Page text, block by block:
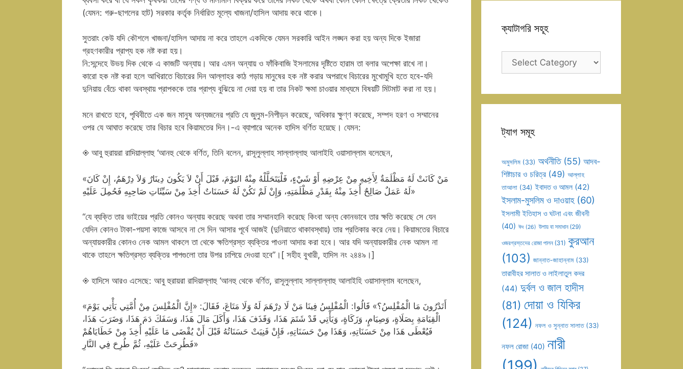
(যেমন: গরু-ছাগলের হাট) সরকার কর্তৃক নির্ধারিত মূল্যে খাজনা/হাসিল আদায় করে থাকে।
সুতরাং কেউ যদি কৌশলে খাজনা/হাসিল আদায় না করে তাহলে একদিকে যেমন সরকারি আইন লঙ্ঘন করা হয় অন্য দিকে ইজারা
গ্রহণকারীর প্রাপ্য হক নষ্ট করা হয়।
নি:সন্দেহে উভয় দিক থেকে এ কাজটি অন্যায়। আর এমন অন্যায় ও ফাঁকিবাজি ইসলামের দৃষ্টিতে হারাম তা বলার অপেক্ষা রাখে না।
কারো হক নষ্ট করা হলে আখিরাতে বিচারের দিন আল্লাহর কাঠ গড়ায় মানুষের হক নষ্ট করার অপরাধে বিচারের মুখোমুখি হতে হবে-যদি
দুনিয়ায় বেঁচে থাকা অবস্থায় প্রাপককে তার প্রাপ্য বুঝিয়ে না দেয়া হয় বা তার নিকট ক্ষমা চাওয়ার মাধ্যমে বিষয়টি মিটমাট করা না হয়।
মনে রাখতে হবে, পৃথিবীতে এক জন মানুষ অন্যজনের প্রতি যে জুলুম-নিপীড়ন করেছে, অধিকার ক্ষুণ্ণ করেছে, সম্পদ হরণ ও সম্মানের
ওপর যে আঘাত করেছে তার বিচার হবে কিয়ামতের দিন।-এ ব্যাপারে অনেক হাদিস বর্ণিত হয়েছে। যেমন:
◈ আবু হুরায়রা রাদিয়াল্লাহু ‘আনহু থেকে বর্ণিত, তিনি বলেন, রাসূলুল্লাহ সাল্লাল্লাহু আলাইহি ওয়াসাল্লাম বলেছেন,
«مَنْ كَانَتْ لَهُ مَظْلَمَةٌ لِأَخِيهِ مِنْ عِرْضِهِ أَوْ شَيْءٍ، فَلْيَتَحَلَّلْهُ مِنْهُ اليَوْمَ، قَبْلَ أَنْ لاَ يَكُونَ دِينَارٌ وَلاَ دِرْهَمٌ، إِنْ كَانَ
لَهُ عَمَلٌ صَالِحٌ أُخِذَ مِنْهُ بِقَدْرِ مَظْلَمَتِهِ، وَإِنْ لَمْ تَكُنْ لَهُ حَسَنَاتٌ أُخِذَ مِنْ سَيِّئَاتِ صَاحِبِهِ فَحُمِلَ عَلَيْهِ»
“যে ব্যক্তি তার ভাইয়ের প্রতি কোনও অন্যায় করেছে অথবা তার সম্মানহানি করেছে কিংবা অন্য কোনভাবে তার ক্ষতি করেছে সে যেন
যেদিন কোনও টাকা-পয়সা কাজে আসবে না সে দিন আসার পূর্বে আজই (দুনিয়াতে থাকাবস্থায়) তার প্রতিকার করে নেয়। কিয়ামতের বিচারে
অন্যায়কারীর কোনও নেক আমল থাকলে তা থেকে ক্ষতিগ্রস্ত ব্যক্তির পাওনা আদায় করা হবে। আর যদি অন্যায়কারীর নেক আমল না
থাকে তাহলে ক্ষতিগ্রস্ত ব্যক্তির পাপগুলো তার উপর চাপিয়ে দেওয়া হবে”।[ সহীহ বুখারী, হাদিস নং ২৪৪৯।]
◈ হাদিসে আরও এসেছে: আবু হুরায়রা রাদিয়াল্লাহু ‘আনহু থেকে বর্ণিত, রাসূলুল্লাহ সাল্লাল্লাহু আলাইহি ওয়াসাল্লাম বলেছেন,
«أَتَدْرُونَ مَا الْمُفْلِسُ؟» قَالُوا: الْمُفْلِسُ فِينَا مَنْ لَا دِرْهَمَ لَهُ وَلَا مَتَاعَ، فَقَالَ: «إِنَّ الْمُفْلِسَ مِنْ أُمَّتِي يَأْتِي يَوْمَ
الْقِيَامَةِ بِصَلَاةٍ، وَصِيَامٍ، وَزَكَاةٍ، وَيَأْتِي قَدْ شَتَمَ هَذَا، وَقَذَفَ هَذَا، وَأَكَلَ مَالَ هَذَا، وَسَفَكَ دَمَ هَذَا، وَضَرَبَ هَذَا،
فَيُعْطَى هَذَا مِنْ حَسَنَاتِهِ، وَهَذَا مِنْ حَسَنَاتِهِ، فَإِنْ فَنِيَتْ حَسَنَاتُهُ قَبْلَ أَنْ يُقْضَى مَا عَلَيْهِ أُخِذَ مِنْ خَطَايَاهُمْ
فَطُرِحَتْ عَلَيْهِ، ثُمَّ طُرِحَ فِي النَّارِ»
ক্যাটাগরি সহূহ
ক্যাটাগরি
ট্যাগ সমূহ
অমুসলিম (33) অর্থনীতি(55) আদব-
শিষ্টাচার ও চরিত্র(49) আল্লাহ
তাআলা (34) ইবাদত ও আমল (42)
ইসলাম-মুসলিম ও দাওয়াহ(60)
ইসলামী ইতিহাস ও ঘটনা এবং জীবনী
(40) ঈদ (26) উপায় বা সমাধান(29)
ওজরগ্রস্তদের রোজা পালন(31) কুরআন
(103) জান্নাত-জাহান্নাম (33)
তারাবীহর সালাত ও লাইলাতুল কদর
(44) দুর্বল ও জাল হাদীস
(81) দোয়া ও যিকির
(124) নফল ও সুন্নাত সালাত(33)
নফল রোজা (40) নারী
(199)